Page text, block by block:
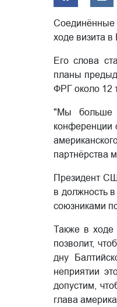
ходе визита
Его слова
планы
ФРГ около 12
"Мы больше
конференции
партнёрства
Президент
в должность
союзниками
Также в
позволит,
дну
неприятии
допустим,
глава